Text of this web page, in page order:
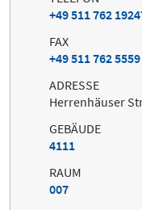
+49 511 762
FAX
+49 511 762 5559
ADRESSE
Herrenhäuser
GEBÄUDE
4111
RAUM
007